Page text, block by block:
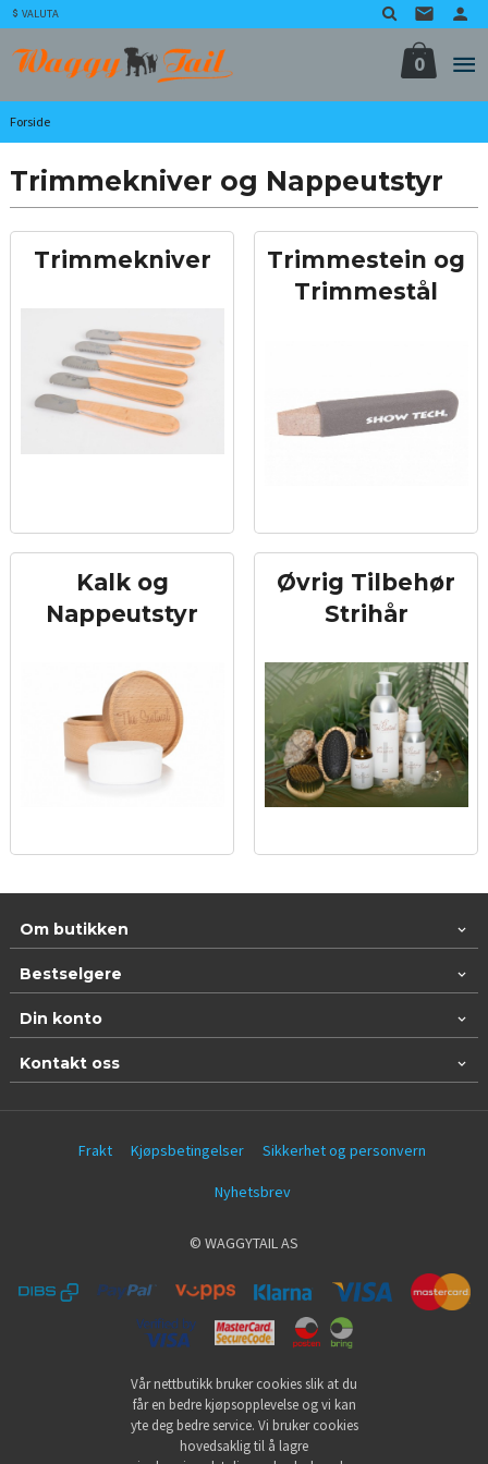
Gå
til
innholdet
VALUTA
0
Forside
Trimmekniver og Nappeutstyr
Trimmekniver
Trimmestein og
Trimmestål
Kalk og
Nappeutstyr
Øvrig Tilbehør
Strihår
Om butikken
Bestselgere
Din konto
Kontakt oss
Frakt Kjøpsbetingelser Sikkerhet og personvern
Nyhetsbrev
© WAGGYTAIL AS
Vår nettbutikk bruker cookies slik at du
får en bedre kjøpsopplevelse og vi kan
yte deg bedre service. Vi bruker cookies
hovedsaklig til å lagre